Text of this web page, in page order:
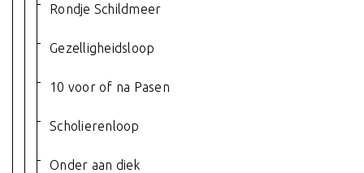
Rondje Schildmeer
Gezelligheidsloop
10 voor of na Pasen
Scholierenloop
Onder aan diek